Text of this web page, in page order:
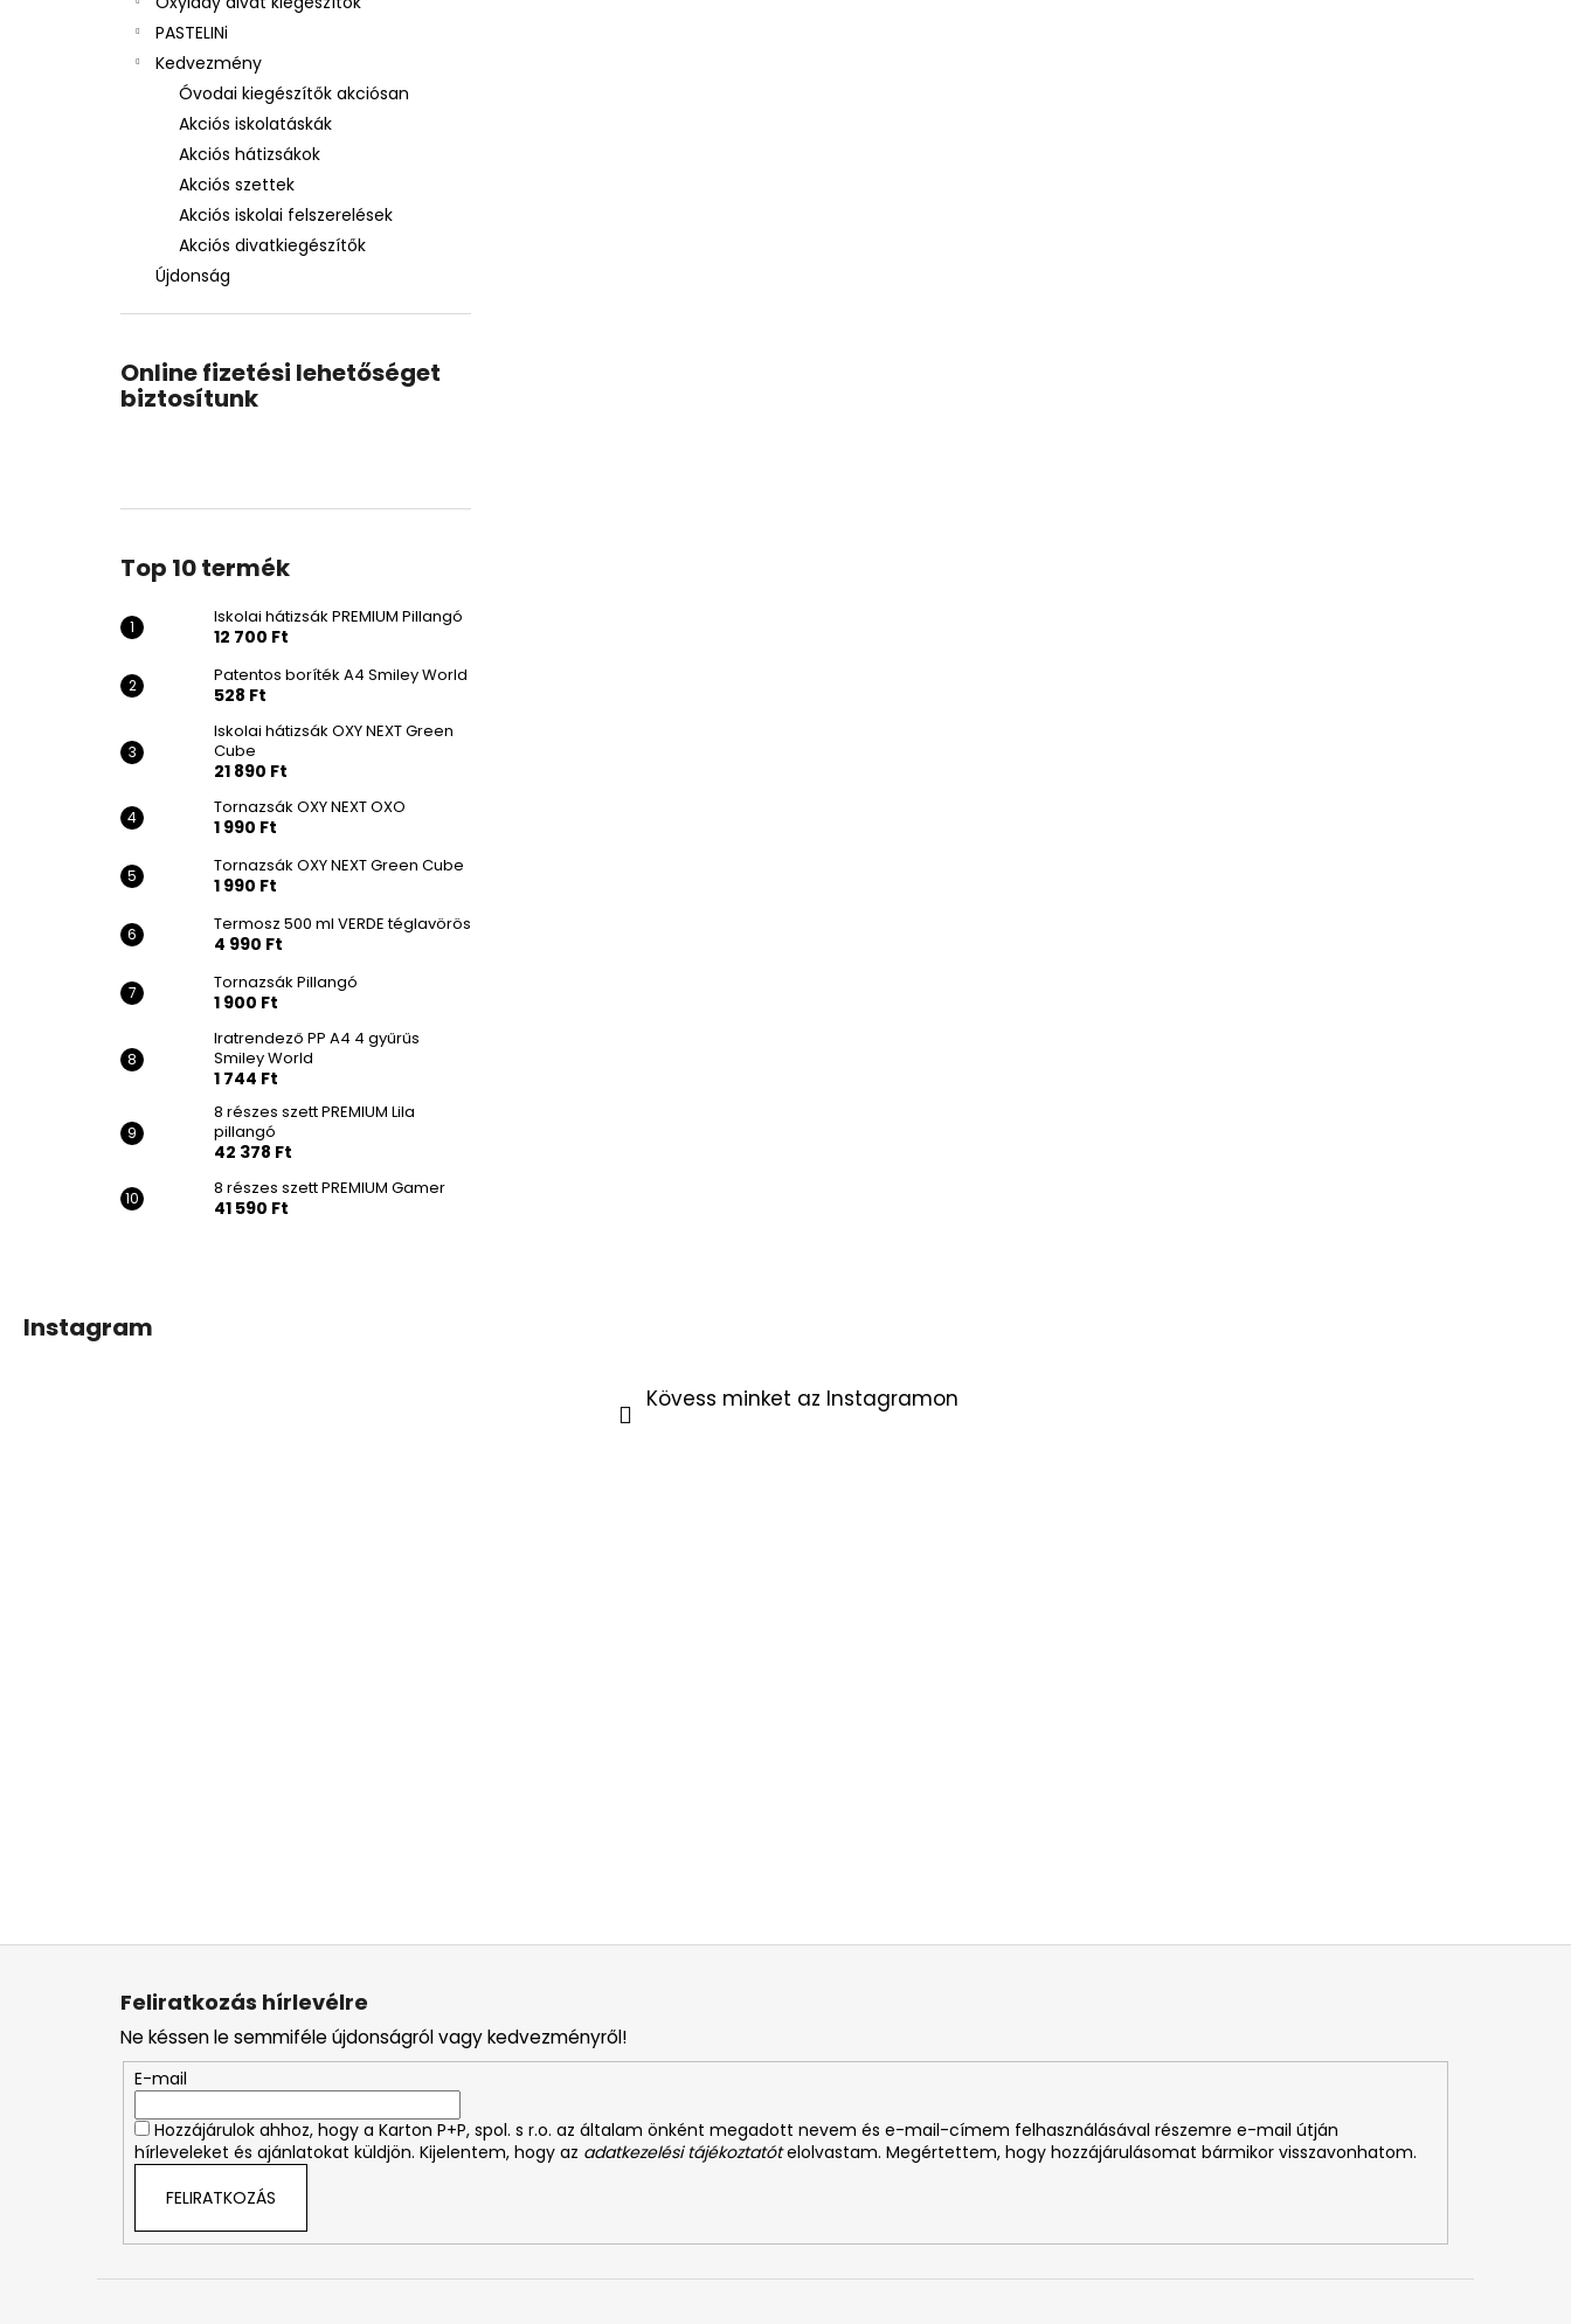
PASTELINi
Kedvezmény
Óvodai kiegészítők akciósan
Akciós iskolatáskák
Akciós hátizsákok
Akciós szettek
Akciós iskolai felszerelések
Akciós divatkiegészítők
Újdonság
Online fizetési lehetőséget
biztosítunk
Top 10 termék
Iskolai hátizsák PREMIUM Pillangó
12 700 Ft
Patentos boríték A4 Smiley World
528 Ft
Iskolai hátizsák OXY NEXT Green
Cube
21 890 Ft
Tornazsák OXY NEXT OXO
1 990 Ft
Tornazsák OXY NEXT Green Cube
1 990 Ft
Termosz 500 ml VERDE téglavörös
4 990 Ft
Tornazsák Pillangó
1 900 Ft
Iratrendező PP A4 4 gyűrűs
Smiley World
1 744 Ft
8 részes szett PREMIUM Lila
pillangó
42 378 Ft
8 részes szett PREMIUM Gamer
41 590 Ft
Instagram
Kövess minket az Instagramon
L
Feliratkozás hírlevélre
Ne késsen le semmiféle újdonságról vagy kedvezményről!
E-mail
Hozzájárulok ahhoz, hogy a Karton P+P, spol. s r.o. az általam önként megadott nevem és e-mail-címem felhasználásával részemre e-mail útján
hírleveleket és ajánlatokat küldjön. Kijelentem, hogy az adatkezelési tájékoztatótelolvastam. Megértettem, hogy hozzájárulásomat bármikor visszavonhatom.
FELIRATKOZÁS